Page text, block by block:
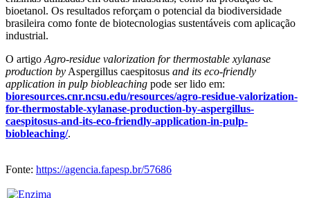
bioetanol. Os resultados reforçam o potencial da biodiversidade
brasileira como fonte de biotecnologias sustentáveis com aplicação
industrial.
O artigo Agro-residue valorization for thermostable xylanase
production by Aspergillus caespitosus and its eco-friendly
application in pulp biobleaching pode ser lido em:
bioresources.cnr.ncsu.edu/resources/agro-residue-valorization-
for-thermostable-xylanase-production-by-aspergillus-
caespitosus-and-its-eco-friendly-application-in-pulp-
biobleaching/.
Fonte: https://agencia.fapesp.br/57686